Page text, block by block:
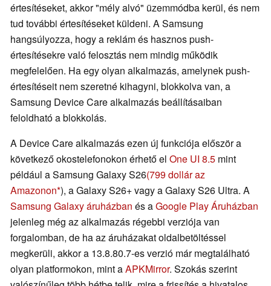
értesítéseket, akkor "mély alvó" üzemmódba kerül, és nem
tud további értesítéseket küldeni. A Samsung
hangsúlyozza, hogy a reklám és hasznos push-
értesítésekre való felosztás nem mindig működik
megfelelően. Ha egy olyan alkalmazás, amelynek push-
értesítéseit nem szeretné kihagyni, blokkolva van, a
Samsung Device Care alkalmazás beállításaiban
feloldható a blokkolás.
A Device Care alkalmazás ezen új funkciója először a
következő okostelefonokon érhető el One UI 8.5 mint
például a Samsung Galaxy S26(799 dollár az
Amazonon ), a Galaxy S26+ vagy a Galaxy S26 Ultra. A
Samsung Galaxy áruházban és aGoogle Play Áruházban
jelenleg még az alkalmazás régebbi verziója van
forgalomban, de ha az áruházakat oldalbetöltéssel
megkerüli, akkor a 13.8.80.7-es verzió már megtalálható
olyan platformokon, mint aAPKMirror. Szokás szerint